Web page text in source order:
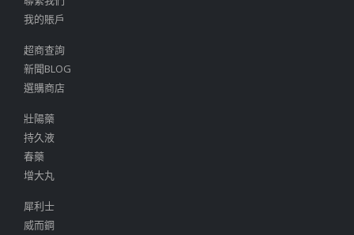
我的賬戶
超商查詢
新聞BLOG
選購商店
壯陽藥
持久液
春藥
增大丸
犀利士
威而鋼